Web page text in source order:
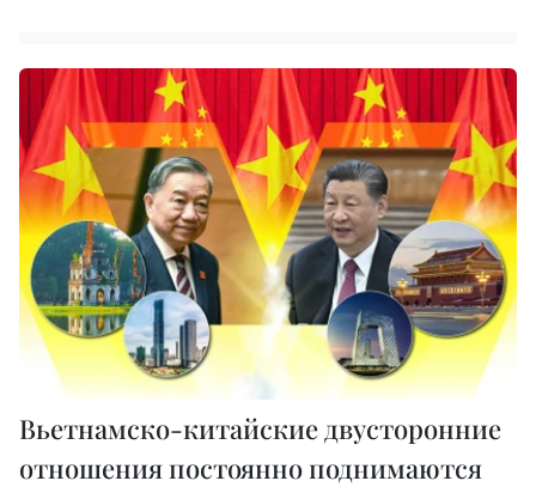
Вьетнамcко-китайские двусторонние
отношения постоянно поднимаются